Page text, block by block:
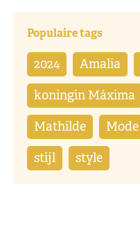
Populaire tags
2024 Amalia
koningin Máxima
Mathilde Mode
stijl style